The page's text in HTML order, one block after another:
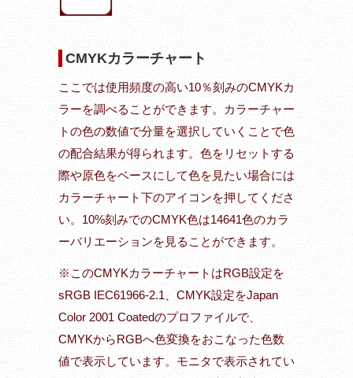
CMYKカラーチャート
ここでは使用頻度の高い10％刻みのCMYKカ
ラーを調べることができます。カラーチャー
トの色の数値で分量を選択していくことで色
の配合結果が得られます。色をリセットする
際や原色をベースにして色を見たい場合には
カラーチャート下のアイコンを押してくださ
い。10%刻みでのCMYK色は14641色のカラ
ーバリエーションを見ることができます。
※このCMYKカラーチャートはRGB設定を
sRGB IEC61966-2.1、CMYK設定をJapan
Color 2001 Coatedのプロファイルで、
CMYKからRGBへ色変換をおこなった色数
値で表示しています。モニタで表示されてい